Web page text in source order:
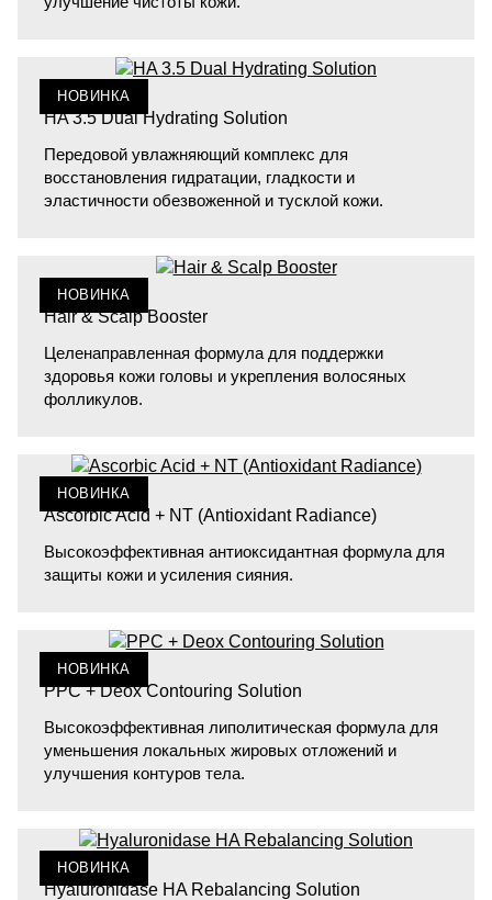
НОВИНКА
HA 3.5 Dual Hydrating Solution
Передовой увлажняющий комплекс для
восстановления гидратации, гладкости и
эластичности обезвоженной и тусклой кожи.
НОВИНКА
Hair & Scalp Booster
Целенаправленная формула для поддержки
здоровья кожи головы и укрепления волосяных
фолликулов.
НОВИНКА
Ascorbic Acid + NT (Antioxidant Radiance)
Высокоэффективная антиоксидантная формула для
защиты кожи и усиления сияния.
НОВИНКА
PPC + Deox Contouring Solution
Высокоэффективная липолитическая формула для
уменьшения локальных жировых отложений и
улучшения контуров тела.
НОВИНКА
Hyaluronidase HA Rebalancing Solution